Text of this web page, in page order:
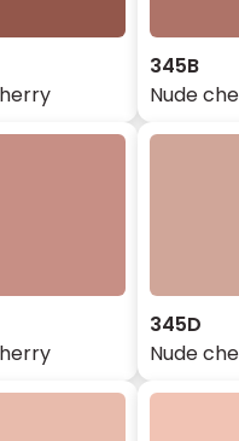
345B
Nude
345D
Nude